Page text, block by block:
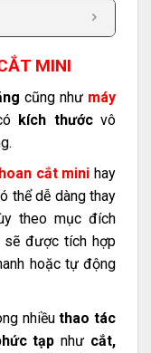
MINI
cũng như máy
kích thướcvô
cắt mini hay
thể dễ dàng thay
theo mục đích
sẽ được tích hợp
hoặc tự động
nhiềuthao tác
tạp như cắt,